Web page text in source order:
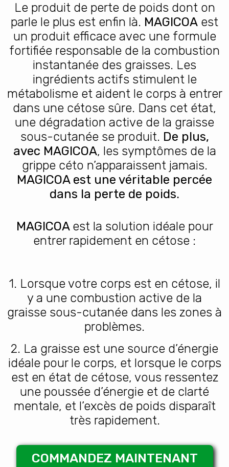
Le produit de perte de poids dont on
parle le plus est enfin là. MAGICOA est
un produit efficace avec une formule
fortifiée responsable de la combustion
instantanée des graisses. Les
ingrédients actifs stimulent le
métabolisme et aident le corps à entrer
dans une cétose sûre. Dans cet état,
une dégradation active de la graisse
sous-cutanée se produit. De plus,
avec MAGICOA, les symptômes de la
grippe céto n’apparaissent jamais.
MAGICOA est une véritable percée
dans la perte de poids.
MAGICOA est la solution idéale pour
entrer rapidement en cétose :
1. Lorsque votre corps est en cétose, il
y a une combustion active de la
graisse sous-cutanée dans les zones à
problèmes.
2. La graisse est une source d’énergie
idéale pour le corps, et lorsque le corps
est en état de cétose, vous ressentez
une poussée d’énergie et de clarté
mentale, et l’excès de poids disparaît
très rapidement.
COMMANDEZ MAINTENANT